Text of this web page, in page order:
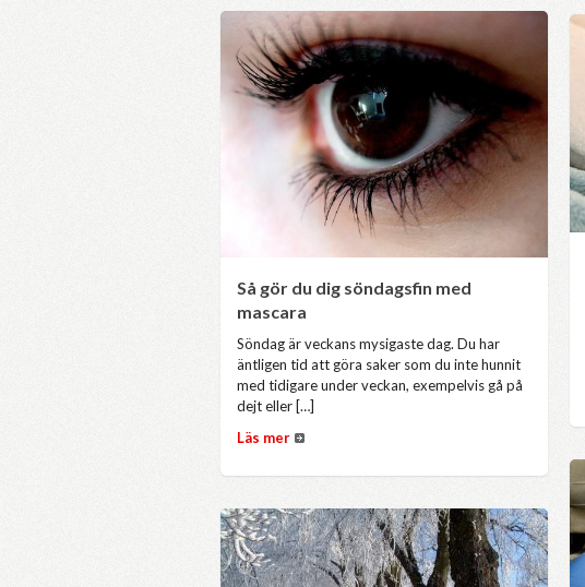
Så gör du dig söndagsfin med
mascara
Söndag är veckans mysigaste dag. Du har
äntligen tid att göra saker som du inte hunnit
med tidigare under veckan, exempelvis gå på
dejt eller […]
Läs mer